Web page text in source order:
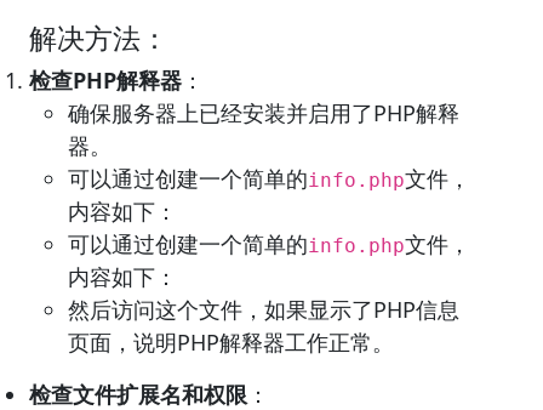
解决方法：
检查PHP解释器 ：
确保服务器上已经安装并启用了PHP解释
器。
可以通过创建一个简单的info.php文件，
内容如下：
可以通过创建一个简单的info.php文件，
内容如下：
然后访问这个文件，如果显示了PHP信息
页面，说明PHP解释器工作正常。
检查文件扩展名和权限 ：